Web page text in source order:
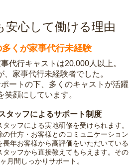
安心して働ける理由
くが家事代行未経験
代行キャストは20,000人以上。
、家事代行未経験者でした。
ートの下、多くのキャストが活躍
笑顔にしています。
タッフによるサポート制度
タッフによる実地研修を受けられます。
の仕方・お客様とのコミュニケーション
長年お客様から高評価をいただいている
タッフから直接教えてもらえます。その
月間しっかりサポート。